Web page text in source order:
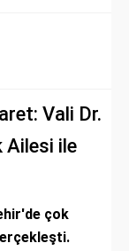
Vali Dr.
Ailesi ile
çok